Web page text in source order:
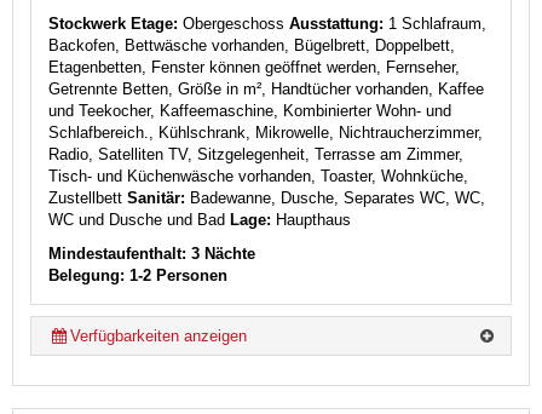
Stockwerk Etage: Obergeschoss Ausstattung: 1 Schlafraum,
Backofen, Bettwäsche vorhanden, Bügelbrett, Doppelbett,
Etagenbetten, Fenster können geöffnet werden, Fernseher,
Getrennte Betten, Größe in m², Handtücher vorhanden, Kaffee
und Teekocher, Kaffeemaschine, Kombinierter Wohn- und
Schlafbereich., Kühlschrank, Mikrowelle, Nichtraucherzimmer,
Radio, Satelliten TV, Sitzgelegenheit, Terrasse am Zimmer,
Tisch- und Küchenwäsche vorhanden, Toaster, Wohnküche,
Zustellbett Sanitär: Badewanne, Dusche, Separates WC, WC,
WC und Dusche und Bad Lage: Haupthaus
Mindestaufenthalt: 3 Nächte
Belegung: 1-2 Personen
Verfügbarkeiten anzeigen